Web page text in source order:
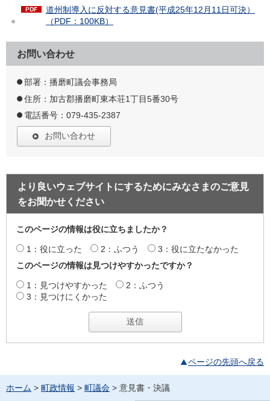
道州制導入に反対する意見書(平成25年12月11日可決）
（PDF：100KB）
お問い合わせ
部署：播磨町議会事務局
住所：加古郡播磨町東本荘1丁目5番30号
電話番号：079-435-2387
お問い合わせ
より良いウェブサイトにするためにみなさまのご意見
をお聞かせください
このページの情報は役に立ちましたか？
1：役に立った 2：ふつう
3：役に立たなかった
このページの情報は見つけやすかったですか？
1：見つけやすかった
2：ふつう
3：見つけにくかった
ページの先頭へ戻る
ホーム > 町政情報 > 町議会 > 意見書・決議